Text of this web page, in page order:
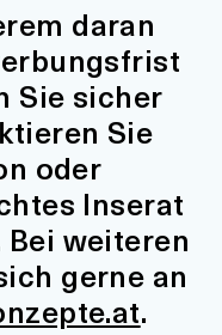
daran
Sie sicher
Sie
oder
Inserat
weiteren
gerne an
.